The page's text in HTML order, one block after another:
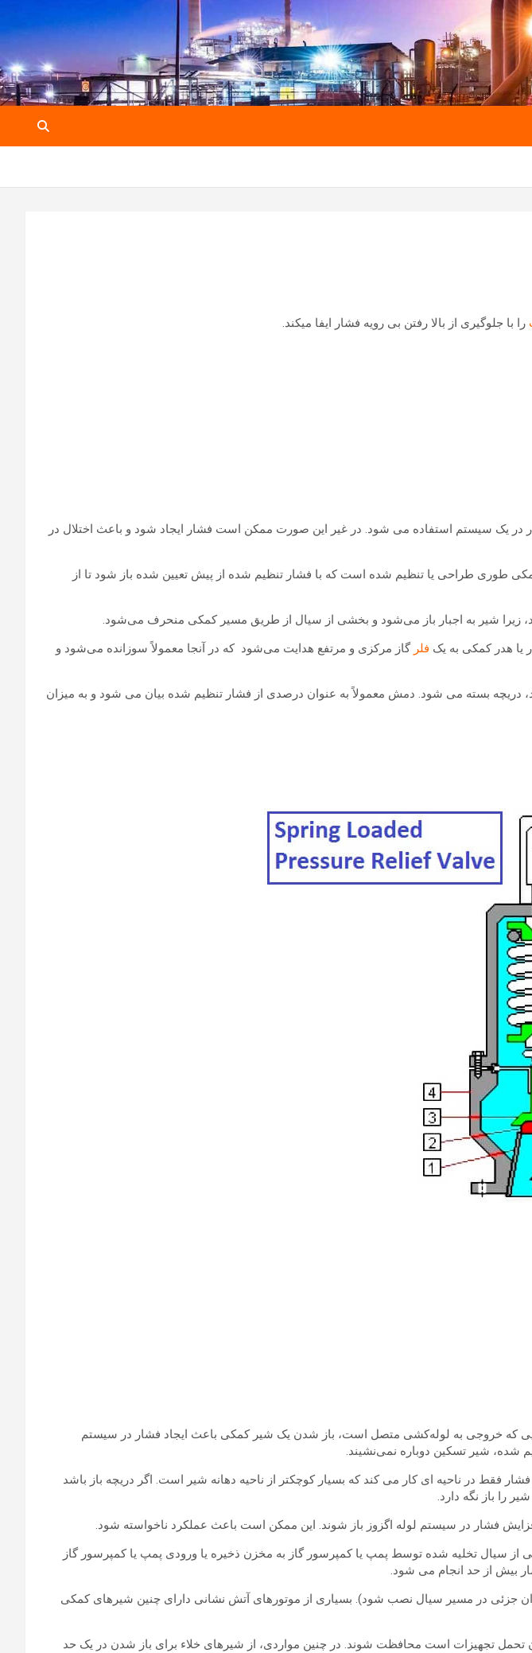
را با جلوگیری از بالا رفتن بی رویه فشار ایفا میکند.
در یک سیستم استفاده می شود. در غیر این صورت ممکن است فشار ایجاد شود و باعث اختلال در
طوری طراحی یا تنظیم شده است که با فشار تنظیم شده از پیش تعیین شده باز شود تا از
زیرا شیر به اجبار باز می‌شود و بخشی از سیال از طریق مسیر کمکی منحرف می‌شود.
یا هدر کمکی به یک فلر گاز مرکزی و مرتفع هدایت می‌شود که در آنجا معمولاً سوزانده می‌شود و
بسته می شود. دمش معمولاً به عنوان درصدی از فشار تنظیم شده بیان می شود و به میزان
که خروجی به لوله‌کشی متصل است، باز شدن یک شیر کمکی باعث ایجاد فشار در سیستم
شده، شیر تسکین دوباره نمی‌نشیند.
فقط در ناحیه ای کار می کند که بسیار کوچکتر از ناحیه دهانه شیر است. اگر دریچه باز باشد
را باز نگه دارد.
فشار در سیستم لوله اگزوز باز شوند. این ممکن است باعث عملکرد ناخواسته شود.
سیال تخلیه شده توسط پمپ یا کمپرسور گاز به مخزن ذخیره یا ورودی پمپ یا کمپرسور گاز
بیش از حد انجام می شود.
جزئی در مسیر سیال نصب شود). بسیاری از موتورهای آتش نشانی دارای چنین شیرهای کمکی
تحمل تجهیزات است محافظت شوند. در چنین مواردی، از شیرهای خلاء برای باز شدن در یک حد